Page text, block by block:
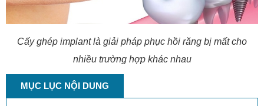
Cấy ghép implant là giải pháp phục hồi răng bị mất cho
nhiều trường hợp khác nhau
MỤC LỤC NỘI DUNG